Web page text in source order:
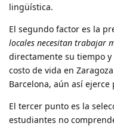
lingüística.
El segundo factor es la
locales necesitan trabajar
directamente su tiempo
costo de vida en
Barcelona, aún así
El tercer punto es la
estudiantes no